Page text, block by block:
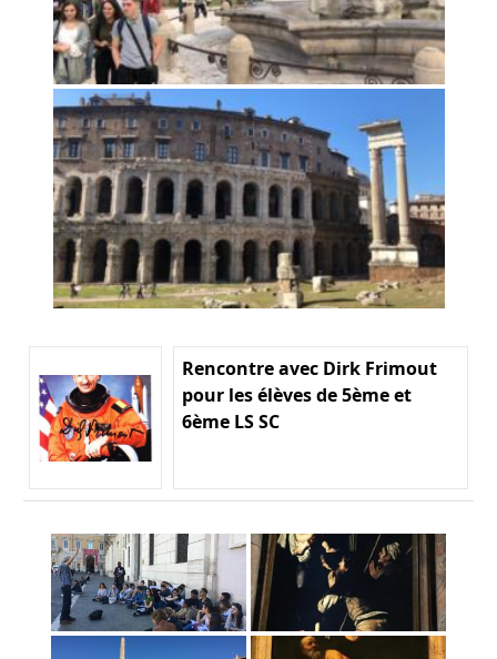
Rencontre avec Dirk Frimout
pour les élèves de 5ème et
6ème LS SC